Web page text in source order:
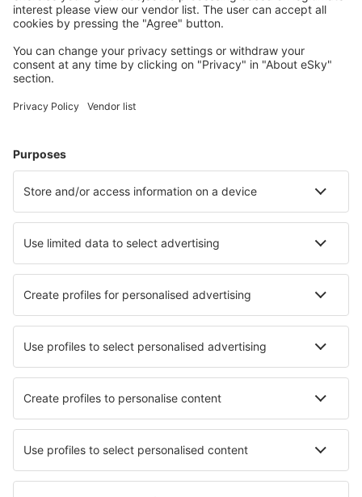
Jaen Shumba (JAE)
Talara Victor Montes Arias (TYL)
Tingo María Airport (TGI)
Cap. FAP Carlos Martínez de Pinillos (TRU)
Yurimaguas Moisés Benzaquen Rengifo (YMS)